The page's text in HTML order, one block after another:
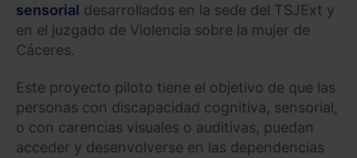
sensorial desarrollados en la sede del TSJExt y
en el juzgado de Violencia sobre la mujer de
Cáceres.
Este proyecto piloto tiene el objetivo de que las
personas con discapacidad cognitiva, sensorial,
o con carencias visuales o auditivas, puedan
acceder y desenvolverse en las dependencias